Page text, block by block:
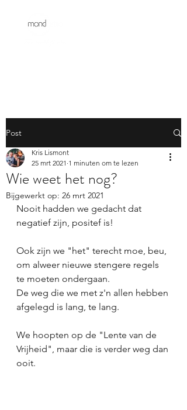
Post
Wie weet het nog?
Kris Lismont
25 mrt 2021 1 minuten om te lezen
Bijgewerkt op: 26 mrt 2021
Nooit hadden we gedacht dat
negatief zijn, positef is!
Ook zijn we "het" terecht moe, beu,
om alweer nieuwe stengere regels
te moeten ondergaan.
De weg die we met z'n allen hebben
afgelegd is lang, te lang.
We hoopten op de "Lente van de
Vrijheid", maar die is verder weg dan
ooit.